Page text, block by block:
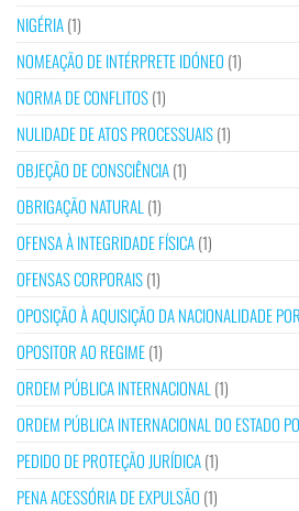
NIGÉRIA(1)
NOMEAÇÃO DE INTÉRPRETE IDÓNEO (1)
NORMA DE CONFLITOS(1)
NULIDADE DE ATOS PROCESSUAIS(1)
OBJEÇÃO DE CONSCIÊNCIA(1)
OBRIGAÇÃO NATURAL (1)
OFENSA À INTEGRIDADE FÍSICA(1)
OFENSAS CORPORAIS(1)
OPOSIÇÃO À AQUISIÇÃO DA NACIONALIDADE
OPOSITOR AO REGIME(1)
ORDEM PÚBLICA INTERNACIONAL (1)
ORDEM PÚBLICA INTERNACIONAL DO ESTADO
PEDIDO DE PROTEÇÃO JURÍDICA(1)
PENA ACESSÓRIA DE EXPULSÃO (1)